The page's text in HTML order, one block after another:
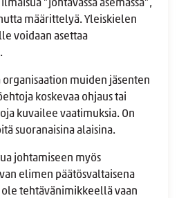
”johtavassa asemassa”,
määrittelyä. Yleiskielen
voidaan asettaa
muiden jäsenten
koskevaa ohjaus tai
kuvailee vaatimuksia. On
suoranaisina alaisina.
johtamiseen myös
elimen päätösvaltaisena
ole tehtävänimikkeellä vaan